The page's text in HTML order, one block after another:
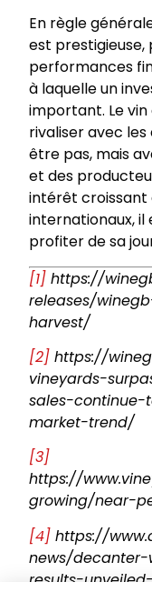
En règle
est prestigieuse,
performances
à laquelle un
important. Le
rivaliser avec
être pas, mais
et des
intérêt croissant
internationaux,
profiter de sa
[1] https://
releases/
harvest/
[2] https://
vineyards-
sales-
market-trend/
[3]
https://
growing/near-
[4] https://
news/
results-